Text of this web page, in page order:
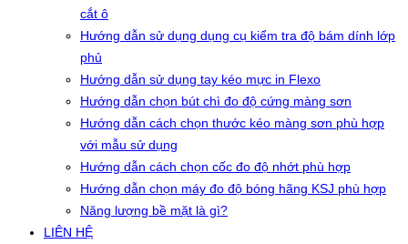
cắt ô
Hướng dẫn sử dụng dụng cụ kiểm tra độ bám dính lớp
phủ
Hướng dẫn sử dụng tay kéo mực in Flexo
Hướng dẫn chọn bút chì đo độ cứng màng sơn
Hướng dẫn cách chọn thước kéo màng sơn phù hợp
với mẫu sử dụng
Hướng dẫn cách chọn cốc đo độ nhớt phù hợp
Hướng dẫn chọn máy đo độ bóng hãng KSJ phù hợp
Năng lượng bề mặt là gì?
LIÊN HỆ